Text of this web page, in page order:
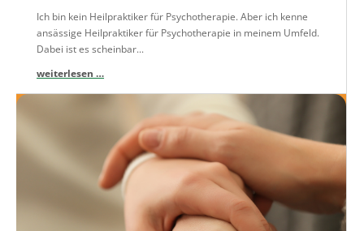
Ich bin kein Heilpraktiker für Psychotherapie. Aber ich kenne
ansässige Heilpraktiker für Psychotherapie in meinem Umfeld.
Dabei ist es scheinbar...
weiterlesen …